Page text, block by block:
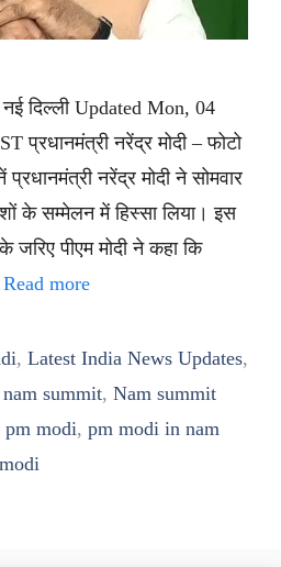
दिल्ली Updated Mon, 04
प्रधानमंत्री नरेंद्र मोदी – फोटो
नरेंद्र मोदी ने सोमवार
के सम्मेलन में हिस्सा लिया। इस
जरिए पीएम मोदी ने कहा कि
Read more
, Latest India News Updates,
nam summit, Nam summit
pm modi, pm modi in nam